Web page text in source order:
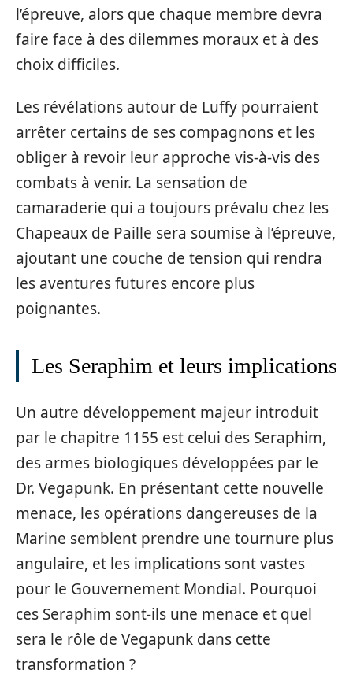
l’épreuve, alors que chaque membre devra
faire face à des dilemmes moraux et à des
choix difficiles.
Les révélations autour de Luffy pourraient
arrêter certains de ses compagnons et les
obliger à revoir leur approche vis-à-vis des
combats à venir. La sensation de
camaraderie qui a toujours prévalu chez les
Chapeaux de Paille sera soumise à l’épreuve,
ajoutant une couche de tension qui rendra
les aventures futures encore plus
poignantes.
Les Seraphim et leurs implications
Un autre développement majeur introduit
par le chapitre 1155 est celui des Seraphim,
des armes biologiques développées par le
Dr. Vegapunk. En présentant cette nouvelle
menace, les opérations dangereuses de la
Marine semblent prendre une tournure plus
angulaire, et les implications sont vastes
pour le Gouvernement Mondial. Pourquoi
ces Seraphim sont-ils une menace et quel
sera le rôle de Vegapunk dans cette
transformation ?